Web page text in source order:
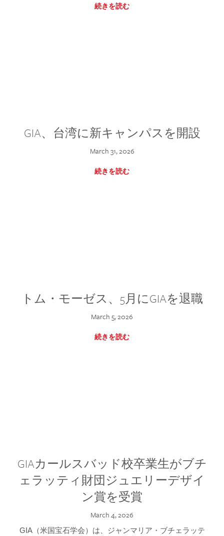
続きを読む
GIA、台湾に新キャンパスを開設
March 31, 2026
続きを読む
トム・モーゼス、5月にGIAを退職
March 5, 2026
続きを読む
GIAカールスバッド校卒業生がブチ
ェラッティ財団ジュエリーデザイ
ン賞を受賞
March 4, 2026
GIA（米国宝石学会）は、ジャンマリア・ブチェラッテ